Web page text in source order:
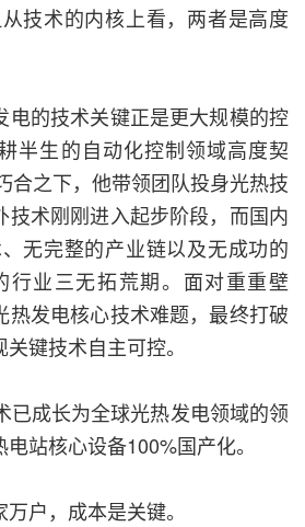
技术的内核上看，两者是高度
电的技术关键正是更大规模的控
半生的自动化控制领域高度契
合之下，他带领团队投身光热技
技术刚刚进入起步阶段，而国内
无完整的产业链以及无成功的
行业三无拓荒期。面对重重壁
热发电核心技术难题，最终打破
键技术自主可控。
已成长为全球光热发电领域的领
站核心设备100%国产化。
户，成本是关键。